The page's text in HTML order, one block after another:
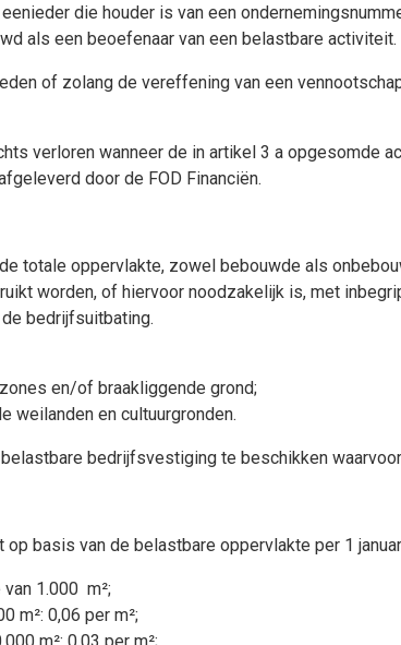
die houder is van een
als een beoefenaar van een belastbare activiteit.
of zolang de vereffening van een
verloren wanneer de in artikel 3 a opgesomde
door de FOD Financiën.
totale oppervlakte, zowel bebouwde als
worden, of hiervoor noodzakelijk is, met
bedrijfsuitbating.
en/of braakliggende grond;
weilanden en cultuurgronden.
bedrijfsvestiging te beschikken
basis van de belastbare oppervlakte per 1
1.000 m²;
m²: 0,06 per m²;